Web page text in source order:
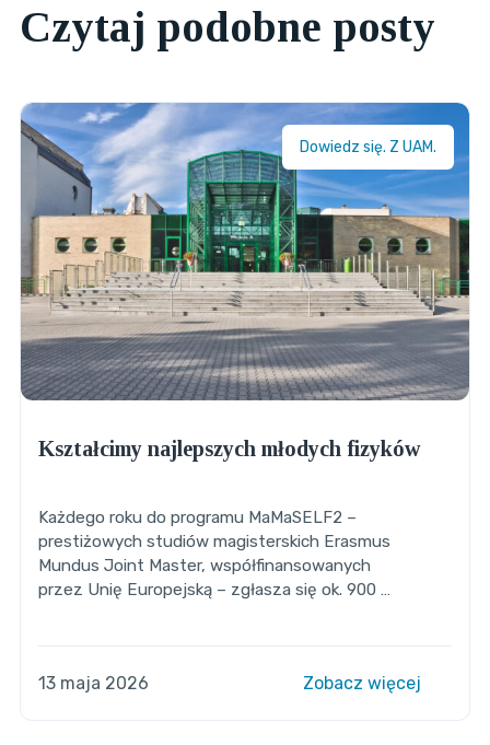
Czytaj podobne posty
Dowiedz się. Z UAM.
Kształcimy najlepszych młodych fizyków
Każdego roku do programu MaMaSELF2 –
prestiżowych studiów magisterskich Erasmus
Mundus Joint Master, współfinansowanych
przez Unię Europejską – zgłasza się ok. 900 …
13 maja 2026 Zobacz więcej